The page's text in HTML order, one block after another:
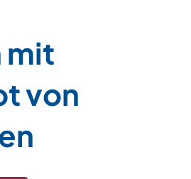
mit
von